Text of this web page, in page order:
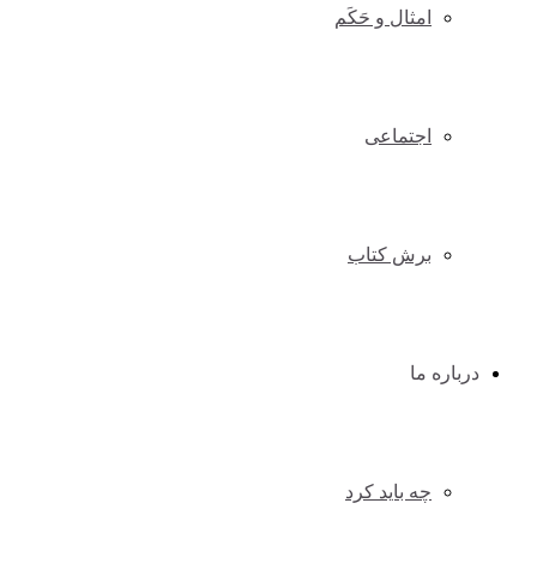
امثال و حَکَم
اجتماعی
برش کتاب
درباره ما
چه باید کرد